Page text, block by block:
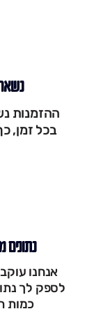
ההזמנות
בכל זמן,
אנחנו
לספק לך
כמות